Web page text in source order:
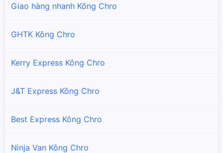
Giao hàng nhanh Kông Chro
GHTK Kông Chro
Kerry Express Kông Chro
J&T Express Kông Chro
Best Express Kông Chro
Ninja Van Kông Chro